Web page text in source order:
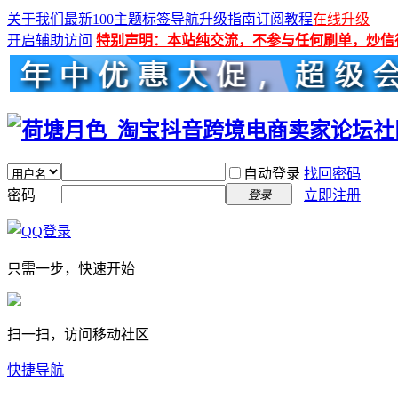
关于我们 最新100主题标签导航升级指南订阅教程在线升级
开启辅助访问 特别声明：本站纯交流，不参与任何刷单，炒信
自动登录 找回密码
密码
登录 立即注册
只需一步，快速开始
扫一扫，访问移动社区
快捷导航